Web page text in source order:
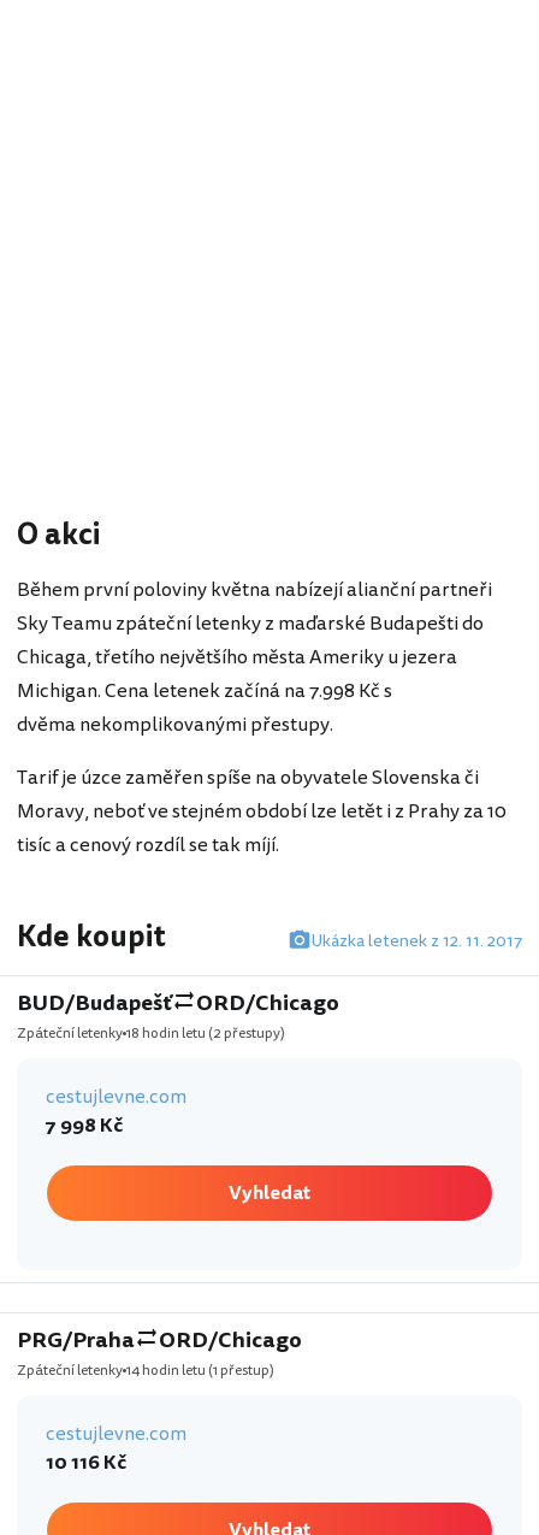
O akci
Během první poloviny května nabízejí alianční partneři
Sky Teamu zpáteční letenky z maďarské Budapešti do
Chicaga, třetího největšího města Ameriky u jezera
Michigan. Cena letenek začíná na 7.998 Kč s
dvěma nekomplikovanými přestupy.
Tarif je úzce zaměřen spíše na obyvatele Slovenska či
Moravy, neboť ve stejném období lze letět i z Prahy za 10
tisíc a cenový rozdíl se tak míjí.
Kde koupit Ukázka letenek z 12. 11. 2017
BUD/Budapešť ORD/Chicago
Zpáteční letenky18 hodin letu (2 přestupy)
cestujlevne.com
7 998 Kč
Vyhledat
PRG/Praha ORD/Chicago
Zpáteční letenky14 hodin letu (1 přestup)
cestujlevne.com
10 116 Kč